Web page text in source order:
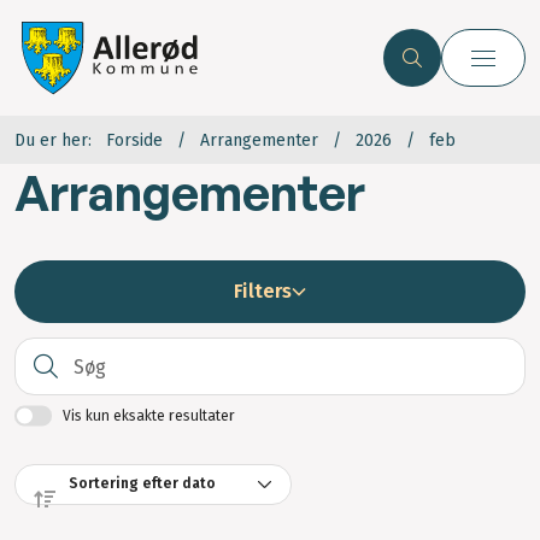
Du er her: Forside Arrangementer 2026 feb
Arrangementer
Filters
Vis kun eksakte resultater